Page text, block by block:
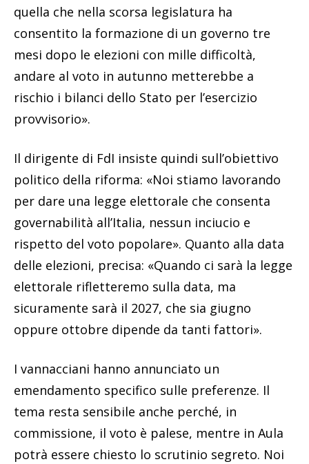
quella che nella scorsa legislatura ha
consentito la formazione di un governo tre
mesi dopo le elezioni con mille difficoltà,
andare al voto in autunno metterebbe a
rischio i bilanci dello Stato per l’esercizio
provvisorio».
Il dirigente di FdI insiste quindi sull’obiettivo
politico della riforma: «Noi stiamo lavorando
per dare una legge elettorale che consenta
governabilità all’Italia, nessun inciucio e
rispetto del voto popolare». Quanto alla data
delle elezioni, precisa: «Quando ci sarà la legge
elettorale rifletteremo sulla data, ma
sicuramente sarà il 2027, che sia giugno
oppure ottobre dipende da tanti fattori».
I vannacciani hanno annunciato un
emendamento specifico sulle preferenze. Il
tema resta sensibile anche perché, in
commissione, il voto è palese, mentre in Aula
potrà essere chiesto lo scrutinio segreto. Noi